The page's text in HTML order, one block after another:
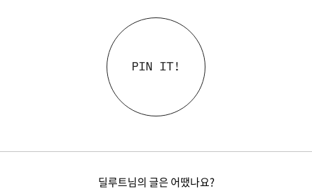
PIN IT!
딜루트님의 글은 어땠나요?